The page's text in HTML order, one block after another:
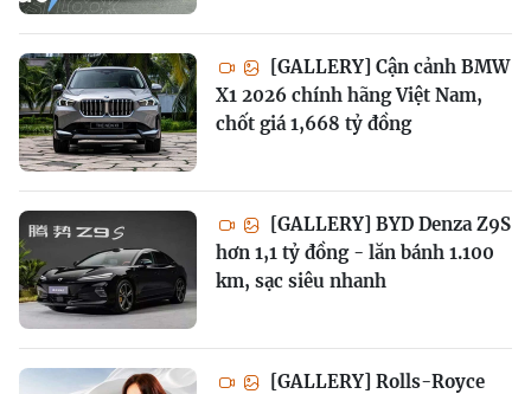
[GALLERY] Cận cảnh BMW
X1 2026 chính hãng Việt Nam,
chốt giá 1,668 tỷ đồng
[GALLERY] BYD Denza Z9S
hơn 1,1 tỷ đồng - lăn bánh 1.100
km, sạc siêu nhanh
[GALLERY] Rolls-Royce